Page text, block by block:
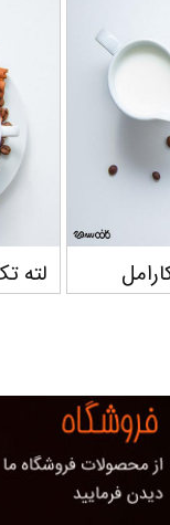
بادام تلخ